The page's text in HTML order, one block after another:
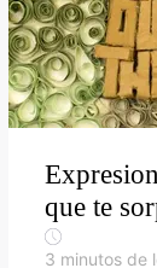
que te
3 minutos de